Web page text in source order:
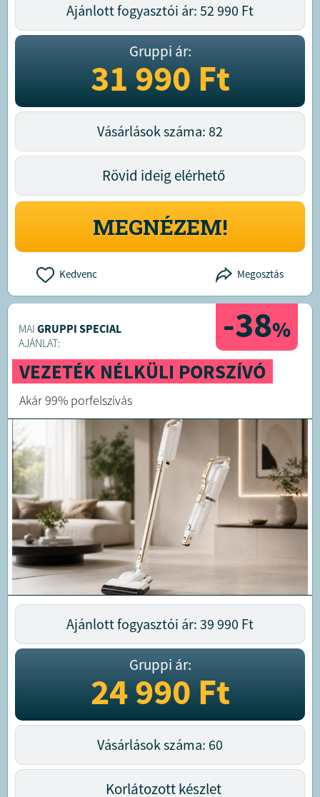
Ajánlott fogyasztói ár: 52 990 Ft
Gruppi ár:
31 990Ft
Vásárlások száma: 82
Rövid ideig elérhető
MEGNÉZEM!
Kedvenc Megosztás
-38%
MAI GRUPPI SPECIAL
AJÁNLAT:
VEZETÉK NÉLKÜLI PORSZÍVÓ
Akár 99% porfelszívás
Ajánlott fogyasztói ár: 39 990 Ft
Gruppi ár:
24 990Ft
Vásárlások száma: 60
Korlátozott készlet